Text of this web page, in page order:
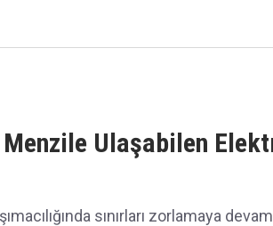
Ulaşabilen
sınırları zorlamaya